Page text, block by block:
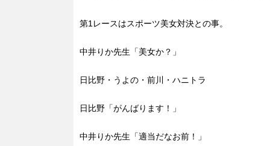
第1レースはスポーツ美女対決との事。
中井りか先生「美女か？」
日比野・うよの・前川・ハニトラ
日比野「がんばります！」
中井りか先生「適当だなお前！」